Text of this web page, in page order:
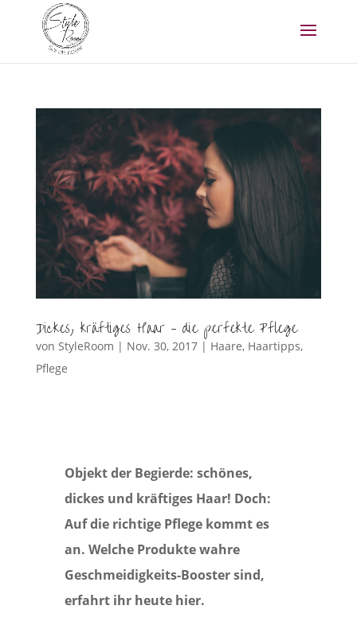
Dickes, kräftiges Haar – die perfekte Pflege
von StyleRoom | Nov. 30, 2017| Haare, Haartipps,
Pflege
Objekt der Begierde: schönes,
dickes und kräftiges Haar! Doch:
Auf die richtige Pflege kommt es
an. Welche Produkte wahre
Geschmeidigkeits-Booster sind,
erfahrt ihr heute hier.